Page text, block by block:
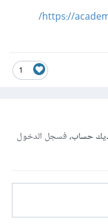
https://
1
حساب،فسجل الدخول